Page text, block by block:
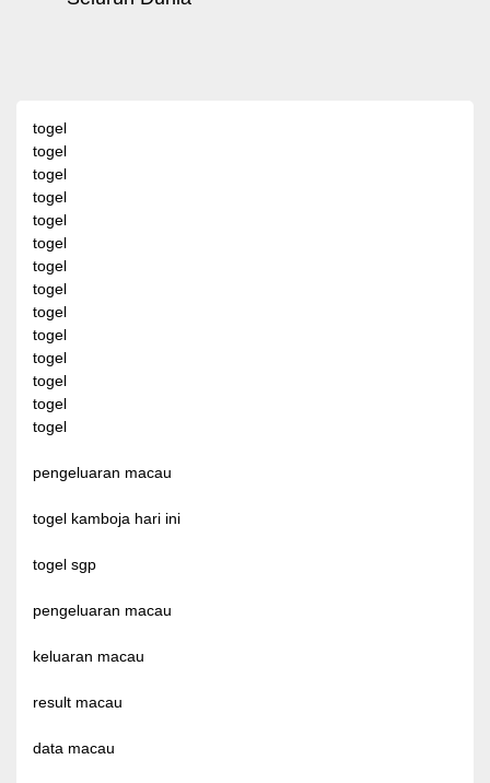
togel
togel
togel
togel
togel
togel
togel
togel
togel
togel
togel
togel
togel
togel
pengeluaran macau
togel kamboja hari ini
togel sgp
pengeluaran macau
keluaran macau
result macau
data macau